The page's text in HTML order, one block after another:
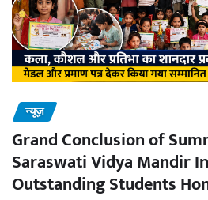
न्यूज़
Grand Conclusion of
Saraswati Vidya Mandir
Outstanding Students